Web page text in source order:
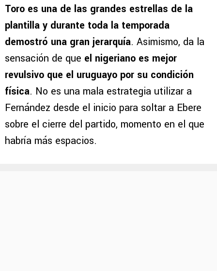
Toro es una de las grandes estrellas de la
plantilla y durante toda la temporada
demostró una gran jerarquía. Asimismo, da la
sensación de que el nigeriano es mejor
revulsivo que el uruguayo por su condición
física. No es una mala estrategia utilizar a
Fernández desde el inicio para soltar a Ebere
sobre el cierre del partido, momento en el que
habría más espacios.